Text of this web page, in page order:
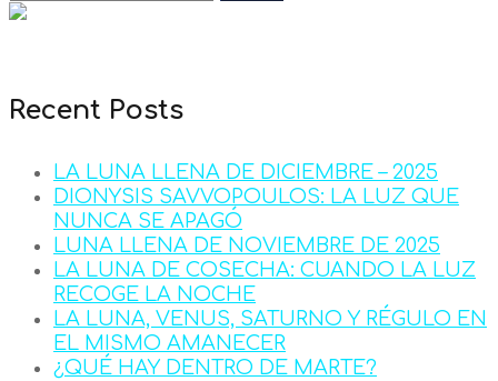
Recent Posts
LA LUNA LLENA DE DICIEMBRE – 2025
DIONYSIS SAVVOPOULOS: LA LUZ QUE
NUNCA SE APAGÓ
LUNA LLENA DE NOVIEMBRE DE 2025
LA LUNA DE COSECHA: CUANDO LA LUZ
RECOGE LA NOCHE
LA LUNA, VENUS, SATURNO Y RÉGULO EN
EL MISMO AMANECER
¿QUÉ HAY DENTRO DE MARTE?